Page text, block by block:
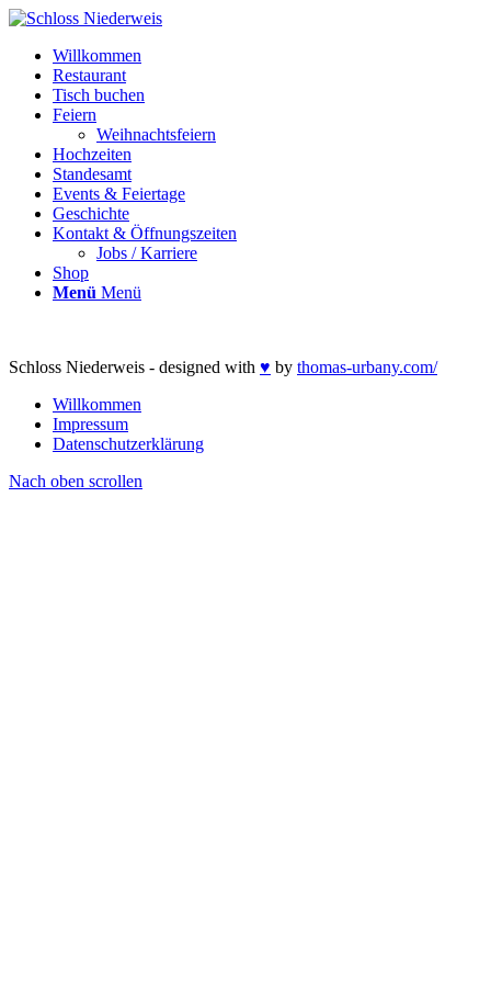
Willkommen
Restaurant
Tisch buchen
Feiern
Weihnachtsfeiern
Hochzeiten
Standesamt
Events & Feiertage
Geschichte
Kontakt & Öffnungszeiten
Jobs / Karriere
Shop
Menü Menü
Schloss Niederweis - designed with ♥ by thomas-urbany.com/
Willkommen
Impressum
Datenschutzerklärung
Nach oben scrollen